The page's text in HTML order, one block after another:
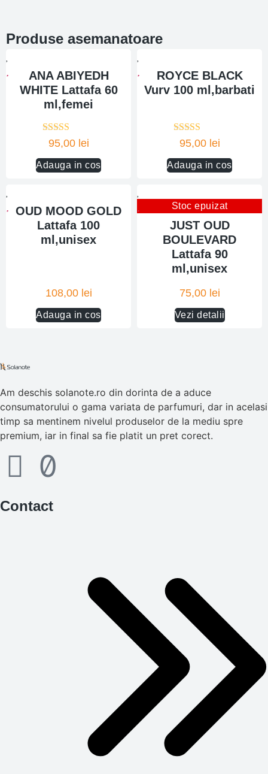
Produse asemanatoare
ANA ABIYEDH
WHITE Lattafa 60
ml,femei
95,00 lei
Adauga in cos
Evaluat la
5.00
ROYCE BLACK
Vurv 100 ml,barbati
95,00 lei
Adauga in cos
Evaluat la
5.00
OUD MOOD GOLD
Lattafa 100
ml,unisex
108,00 lei
Adauga in cos
Stoc epuizat
JUST OUD
BOULEVARD
Lattafa 90
ml,unisex
75,00 lei
Vezi detalii
Am deschis solanote.ro din dorinta de a aduce
consumatorului o gama variata de parfumuri, dar in acelasi
timp sa mentinem nivelul produselor de la mediu spre
premium, iar in final sa fie platit un pret corect.
Contact